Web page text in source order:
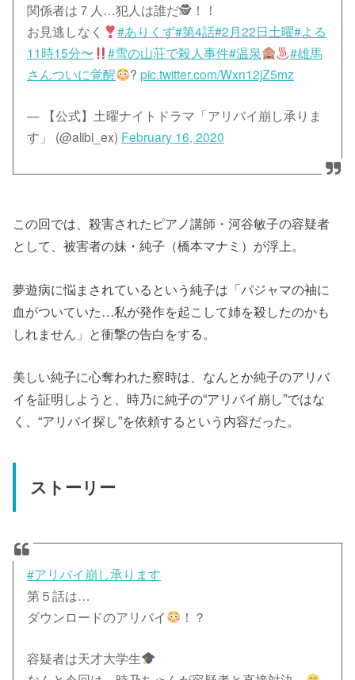
関係者は７人…犯人は誰だ🕵️！！
お見逃しなく
#ありくず#第4話#2月22日土曜#よる
11時15分〜
#雪の山荘で殺人事件#温泉
#雄馬
さんついに覚醒
? pic.twitter.com/Wxn12jZ5mz
— 【公式】土曜ナイトドラマ「アリバイ崩し承りま
す」 (@alibi_ex) February 16, 2020
この回では、殺害されたピアノ講師・河谷敏子の容疑者
として、被害者の妹・純子（橋本マナミ）が浮上。
夢遊病に悩まされているという純子は「パジャマの袖に
血がついていた…私が発作を起こして姉を殺したのかも
しれません」と衝撃の告白をする。
美しい純子に心奪われた察時は、なんとか純子のアリバ
イを証明しようと、時乃に純子の“アリバイ崩し”ではな
く、“アリバイ探し”を依頼するという内容だった。
ストーリー
#アリバイ崩し承ります
第５話は…
ダウンロードのアリバイ
！？
容疑者は天才大学生